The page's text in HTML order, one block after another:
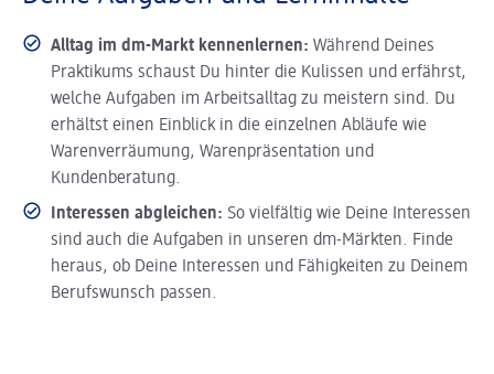
Alltag im dm-Markt kennenlernen: Während Deines
Praktikums schaust Du hinter die Kulissen und erfährst,
welche Aufgaben im Arbeitsalltag zu meistern sind. Du
erhältst einen Einblick in die einzelnen Abläufe wie
Warenverräumung, Warenpräsentation und
Kundenberatung.
Interessen abgleichen: So vielfältig wie Deine Interessen
sind auch die Aufgaben in unseren dm-Märkten. Finde
heraus, ob Deine Interessen und Fähigkeiten zu Deinem
Berufswunsch passen.